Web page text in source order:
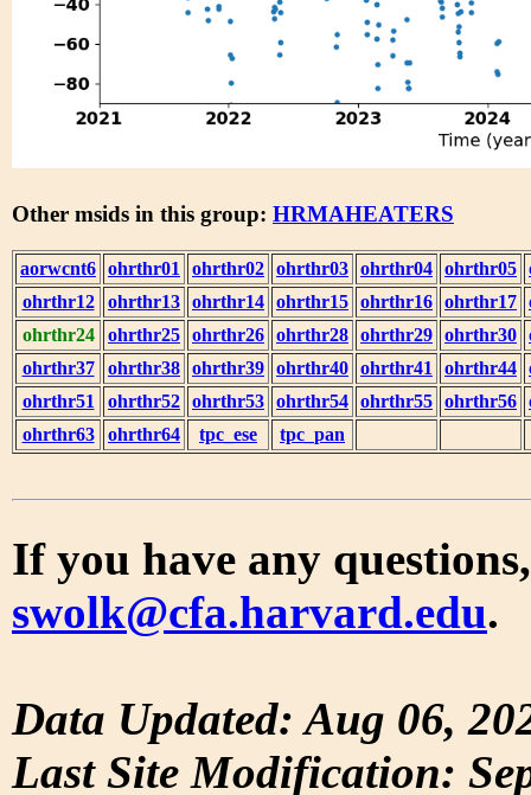
Other msids in this group: HRMAHEATERS
aorwcnt6 ohrthr01 ohrthr02 ohrthr03 ohrthr04 ohrthr05
ohrthr12
ohrthr13 ohrthr14 ohrthr15 ohrthr16 ohrthr17
ohrthr24
ohrthr25 ohrthr26 ohrthr28 ohrthr29 ohrthr30
ohrthr37
ohrthr38 ohrthr39 ohrthr40 ohrthr41 ohrthr44
ohrthr51
ohrthr52 ohrthr53 ohrthr54 ohrthr55 ohrthr56
ohrthr63
ohrthr64 tpc_ese tpc_pan
If you have any
swolk@cfa.harvard.edu.
Data Updated: Aug 06,
Last Site Modification: